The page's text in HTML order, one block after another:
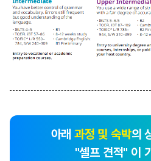
아래 과정 및 숙박의
"셀프 견적" 이